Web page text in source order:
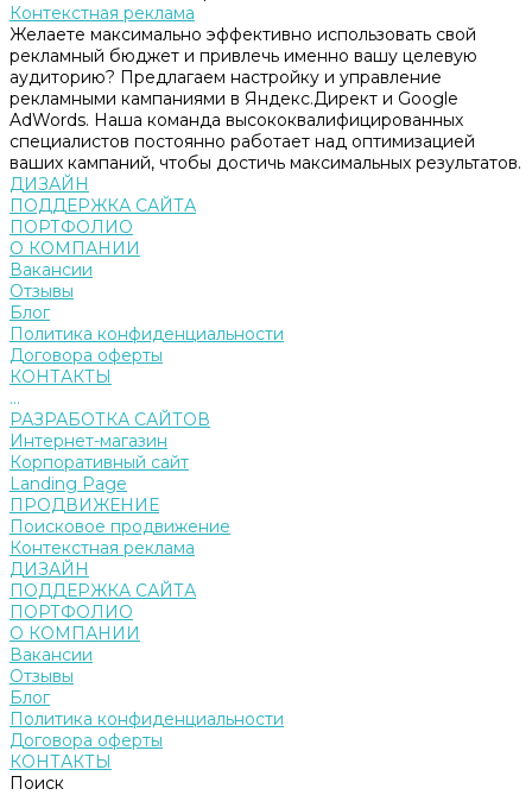
Контекстная реклама
Желаете максимально эффективно использовать свой
рекламный бюджет и привлечь именно вашу целевую
аудиторию? Предлагаем настройку и управление
рекламными кампаниями в Яндекс.Директ и Google
AdWords. Наша команда высококвалифицированных
специалистов постоянно работает над оптимизацией
ваших кампаний, чтобы достичь максимальных результатов.
ДИЗАЙН
ПОДДЕРЖКА САЙТА
ПОРТФОЛИО
О КОМПАНИИ
Вакансии
Отзывы
Блог
Политика конфиденциальности
Договора оферты
КОНТАКТЫ
...
РАЗРАБОТКА САЙТОВ
Интернет-магазин
Корпоративный сайт
Landing Page
ПРОДВИЖЕНИЕ
Поисковое продвижение
Контекстная реклама
ДИЗАЙН
ПОДДЕРЖКА САЙТА
ПОРТФОЛИО
О КОМПАНИИ
Вакансии
Отзывы
Блог
Политика конфиденциальности
Договора оферты
КОНТАКТЫ
Поиск